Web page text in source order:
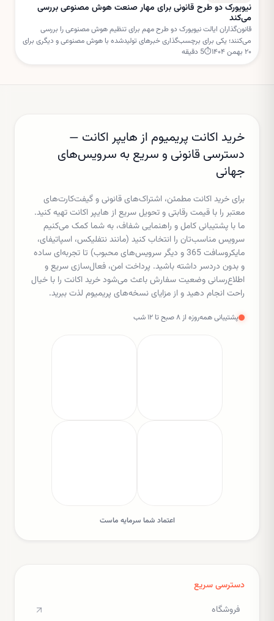
نیویورک دو طرح قانونی برای مهار صنعت هوش مصنوعی بررسی
می‌کند
قانون‌گذاران ایالت نیویورک دو طرح مهم برای تنظیم هوش مصنوعی را بررسی
می‌کنند؛ یکی برای برچسب‌گذاری خبرهای تولیدشده با هوش مصنوعی و دیگری برای
تعلیق مجوز ساخت مراکز داده جدید.
۲۰ بهمن ۱۴۰۴ ⏱
5 دقیقه
خرید اکانت پریمیوم از هایپر اکانت —
دسترسی قانونی و سریع به سرویس‌های
جهانی
برای خرید اکانت مطمئن، اشتراک‌های قانونی و گیفت‌کارت‌های
معتبر را با قیمت رقابتی و تحویل سریع از هایپر اکانت تهیه کنید.
ما با پشتیبانی کامل و راهنمایی شفاف، به شما کمک می‌کنیم
سرویس مناسب‌تان را انتخاب کنید (مانند نتفلیکس، اسپاتیفای،
مایکروسافت 365 و دیگر سرویس‌های محبوب) تا تجربه‌ای ساده
و بدون دردسر داشته باشید. پرداخت امن، فعال‌سازی سریع و
اطلاع‌رسانی وضعیت سفارش باعث می‌شود خرید اکانت را با خیال
راحت انجام دهید و از مزایای نسخه‌های پریمیوم لذت ببرید.
پشتیبانی همه‌روزه از ۸ صبح تا ۱۲ شب
اعتماد شما سرمایه ماست
دسترسی سریع
فروشگاه